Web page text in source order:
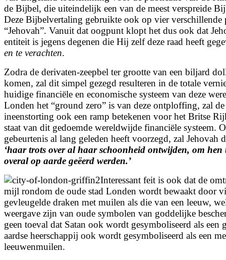
de Bijbel, die uiteindelijk een van de meest verspreide
Deze Bijbelvertaling gebruikte ook op vier verschillende
“Jehovah”. Vanuit dat oogpunt klopt het dus ook dat
entiteit is jegens degenen die Hij zelf deze raad heeft
en te verachten.
Zodra de derivaten-zeepbel ter grootte van een biljard
komen, zal dit simpel gezegd resulteren in de totale
huidige financiële en economische systeem van deze
Londen het “ground zero” is van deze ontploffing, zal
ineenstorting ook een ramp betekenen voor het Britse
staat van dit gedoemde wereldwijde financiële systeem.
gebeurtenis al lang geleden heeft voorzegd, zal Jehovah
‘haar trots over al haar schoonheid ontwijden, om hen
overal op aarde geëerd werden.’
Interessant feit is ook dat de
mijl rondom de oude stad Londen wordt bewaakt door
gevleugelde draken met muilen als die van een leeuw,
weergave zijn van oude symbolen van goddelijke
geen toeval dat Satan ook wordt gesymboliseerd als een
aardse heerschappij ook wordt gesymboliseerd als een
leeuwenmuilen.